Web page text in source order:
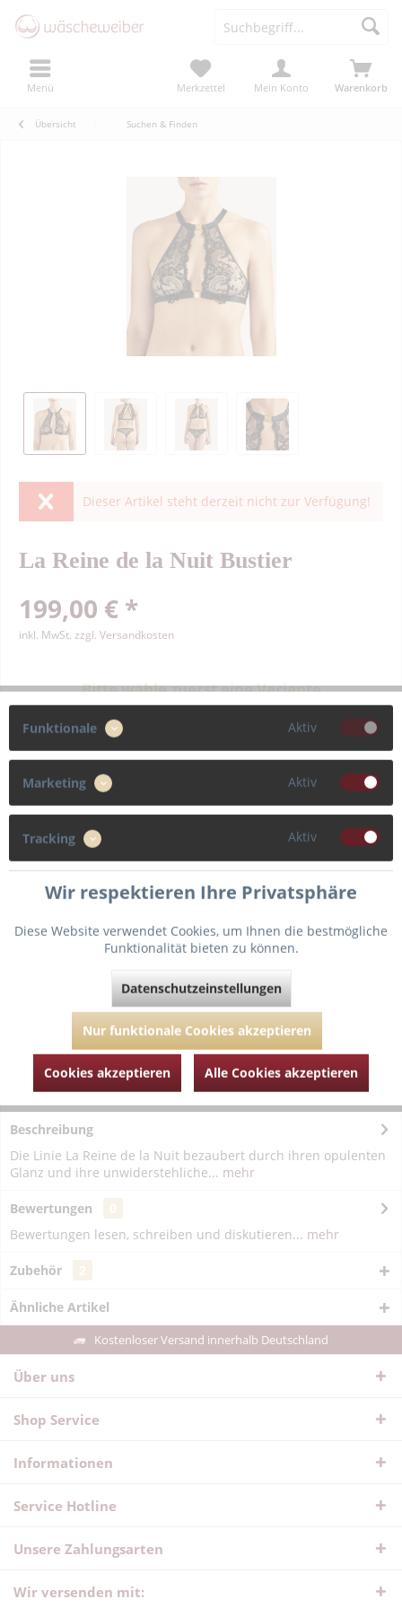
Menü Warenkorb
Merkzettel Mein Konto
Übersicht Suchen & Finden
Dieser Artikel steht derzeit nicht zur Verfügung!
La Reine de la Nuit Bustier
199,00 € *
inkl. MwSt. zzgl. Versandkosten
Bitte wähle zuerst eine Variante
Größe
M L
Fragen zum Artikel?
ABQE03-Noir Lyrique-M
Beschreibung
Die Linie La Reine de la Nuit bezaubert durch ihren opulenten
Glanz und ihre unwiderstehliche... mehr
Bewertungen
Bewertungen lesen, schreiben und diskutieren... mehr
Zubehör
Ähnliche Artikel
Kostenloser Versand innerhalb Deutschland
Über uns
Shop Service
Informationen
Service Hotline
Unsere Zahlungsarten
Wir versenden mit:
Funktionale Aktiv
Marketing Aktiv
Tracking Aktiv
Wir respektieren Ihre Privatsphäre
Diese Website verwendet Cookies, um Ihnen die bestmögliche
Funktionalität bieten zu können.
Datenschutzeinstellungen
Nur funktionale Cookies akzeptieren
Cookies akzeptieren Alle Cookies akzeptieren